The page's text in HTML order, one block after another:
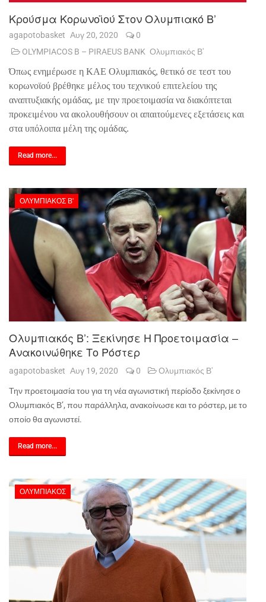
Κρούσμα Κορωνοϊού Στον Ολυμπιακό Β’
agapotobasket Αυγ 20, 2020
0
OLYMPIACOS B – PIRAEUS BANK Ολυμπιακός Β'
Όπως ενημέρωσε η ΚΑΕ Ολυμπιακός, θετικό σε τεστ του
κορωνοϊού βρέθηκε μέλος του τεχνικού επιτελείου της
αναπτυξιακής ομάδας, με την προετοιμασία να διακόπτεται
προκειμένου να ακολουθήσουν οι απαιτούμενες εξετάσεις και
στα υπόλοιπα μέλη της ομάδας.
Read more...
ΟΛΥΜΠΙΑΚΌΣ Β'
Ολυμπιακός Β’: Ξεκίνησε Η Προετοιμασία –
Ανακοινώθηκε Το Ρόστερ
agapotobasket Αυγ 19, 2020 0 Ολυμπιακός Β'
Την προετοιμασία του για τη νέα αγωνιστική περίοδο ξεκίνησε ο
Ολυμπιακός Β’, που παράλληλα, ανακοίνωσε και το ρόστερ, με το
οποίο θα αγωνιστεί.
Read more...
ΟΛΥΜΠΙΑΚΌΣ